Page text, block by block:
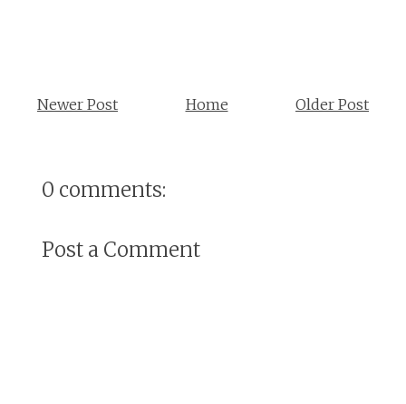
Newer Post Older Post
Home
0 comments:
Post a Comment